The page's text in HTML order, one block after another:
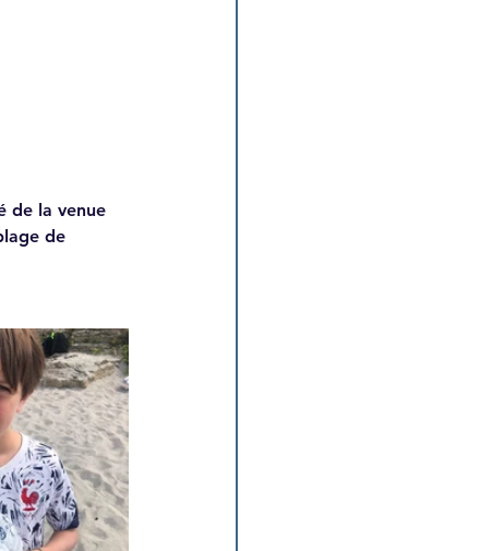
de la venue
de